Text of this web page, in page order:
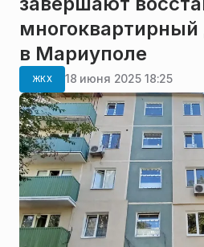
в Мариуполе
ЖКХ 18 июня 2025 18:25